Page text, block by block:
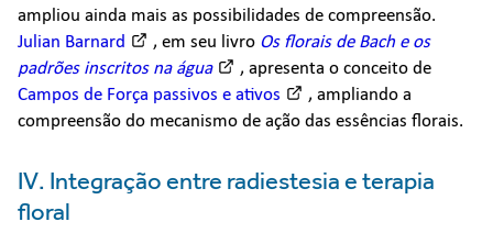
ampliou ainda mais as possibilidades de compreensão.
Julian Barnard
, em seu livro Os florais de Bach e os
padrões inscritos na água
, apresenta o conceito de
Campos de Força passivos e ativos
, ampliando a
compreensão do mecanismo de ação das essências florais.
IV. Integração entre radiestesia e terapia
floral